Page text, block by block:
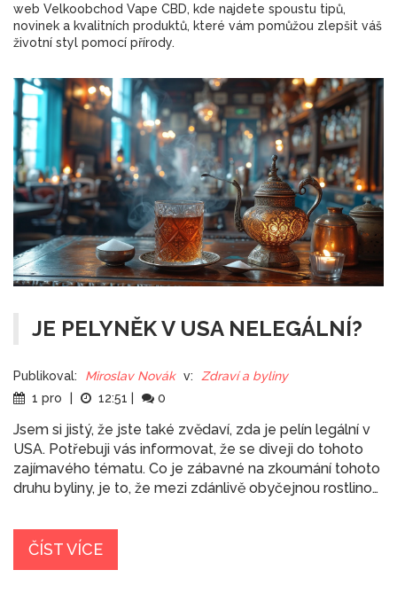
web Velkoobchod Vape CBD, kde najdete spoustu tipů,
novinek a kvalitních produktů, které vám pomůžou zlepšit váš
životní styl pomocí přírody.
JE PELYNĚK V USA NELEGÁLNÍ?
Publikoval: Miroslav Novák v:
Zdraví a byliny
1 pro
12:51 0
Jsem si jistý, že jste také zvědaví, zda je pelín legální v
USA. Potřebuji vás informovat, že se diveji do tohoto
zajímavého tématu. Co je zábavné na zkoumání tohoto
druhu byliny, je to, že mezi zdánlivě obyčejnou rostlinou
pojďme se podívat na tuto fascinující rostlinu a zjistit,
jaký je vztah mezi ní a zákonem v USA. Díky tomuto
článku budete vědět vše, co potřebujete o pelínu a
ČÍST VÍCE